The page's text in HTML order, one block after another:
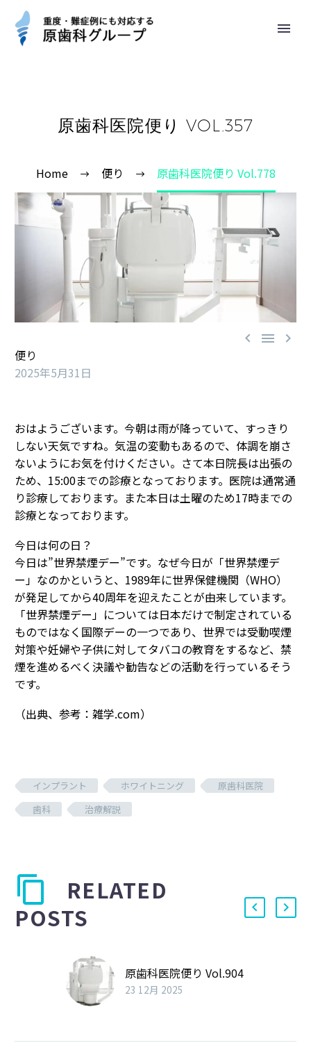
原歯科医院便り VOL.357
Home 便り 原歯科医院便り Vol.778
  
便り
2025年5月31日
おはようございます。今朝は雨が降っていて、すっきり
しない天気ですね。気温の変動もあるので、体調を崩さ
ないようにお気を付けください。さて本日院長は出張の
ため、15:00までの診療となっております。医院は通常通
り診療しております。また本日は土曜のため17時までの
診療となっております。
今日は何の日？
今日は”世界禁煙デー”です。なぜ今日が「世界禁煙デ
ー」なのかというと、1989年に世界保健機関（WHO）
が発足してから40周年を迎えたことが由来しています。
「世界禁煙デー」については日本だけで制定されている
ものではなく国際デーの一つであり、世界では受動喫煙
対策や妊婦や子供に対してタバコの教育をするなど、禁
煙を進めるべく決議や勧告などの活動を行っているそう
です。
（出典、参考：雑学.com）
インプラント ホワイトニング
原歯科医院
歯科
治療解説
RELATED
POSTS
原歯科医院便り Vol.904
23 12月 2025